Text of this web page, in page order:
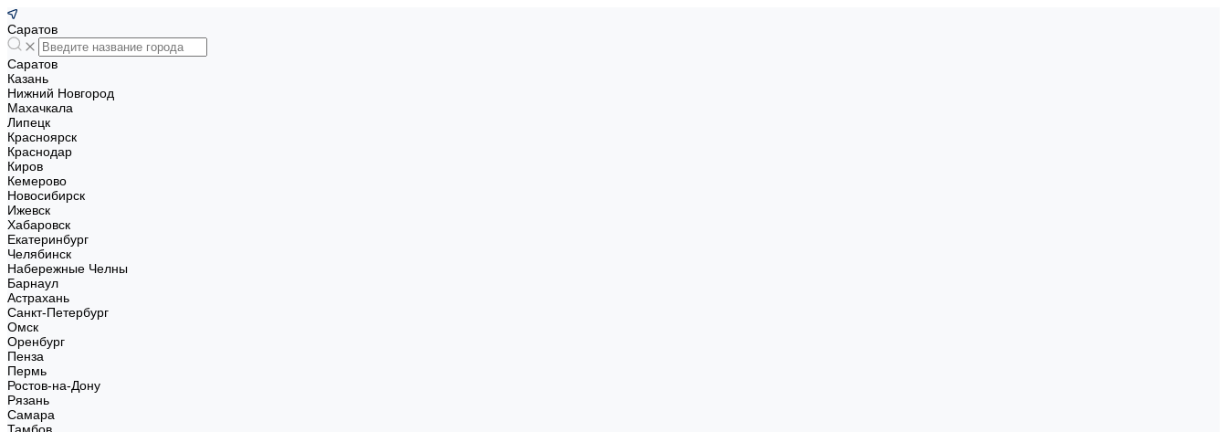
Саратов
Саратов
Казань
Нижний Новгород
Махачкала
Липецк
Красноярск
Краснодар
Киров
Кемерово
Новосибирск
Ижевск
Хабаровск
Екатеринбург
Челябинск
Набережные Челны
Барнаул
Астрахань
Санкт-Петербург
Омск
Оренбург
Пенза
Пермь
Ростов-на-Дону
Рязань
Самара